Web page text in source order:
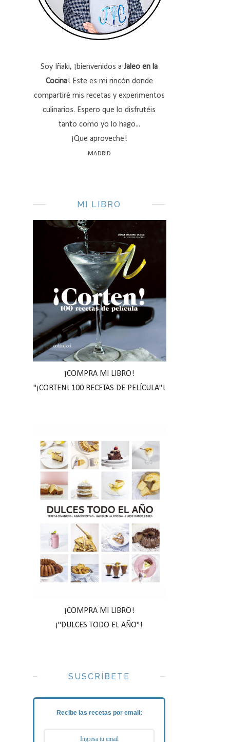
Soy Iñaki, ¡bienvenidos a Jaleo en la
Cocina! Este es mi rincón donde
compartiré mis recetas y experimentos
culinarios. Espero que lo disfrutéis
tanto como yo lo hago...
¡Que aproveche!
MADRID
MI LIBRO
¡COMPRA MI LIBRO!
"¡CORTEN! 100 RECETAS DE PELÍCULA"!
¡COMPRA MI LIBRO!
¡"DULCES TODO EL AÑO"!
SUSCRÍBETE
Recibe las recetas por email: